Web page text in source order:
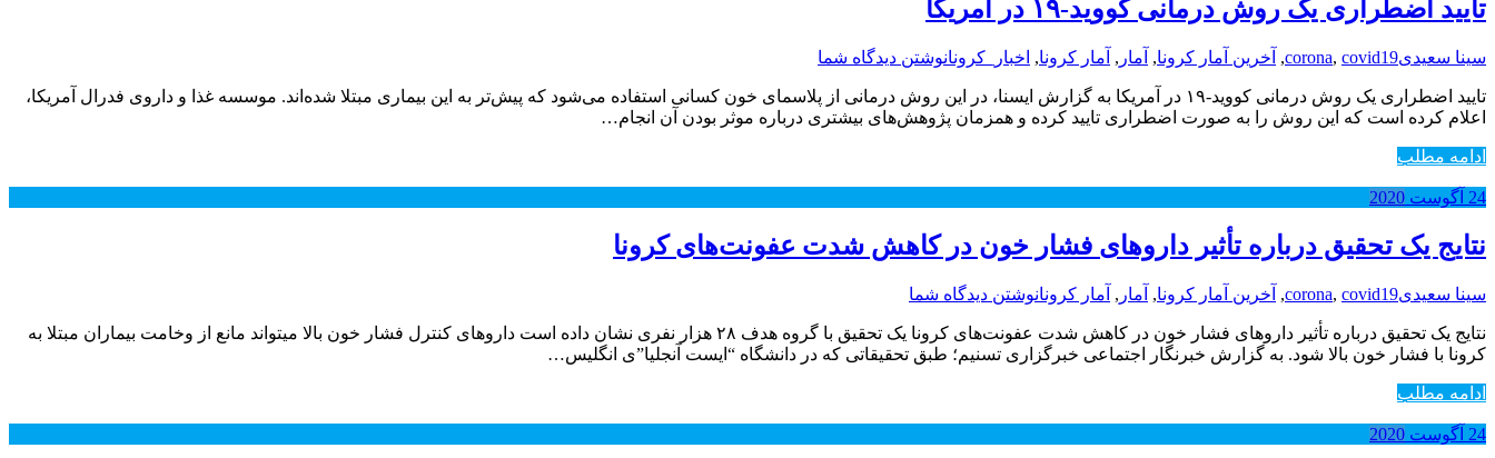
تایید اضطراری یک روش درمانی کووید-۱۹ در آمریکا
سینا سعیدی corona, covid19
, آخرین آمار کرونا, آمار , آمار کرونا, اخبار_کرونانوشتن دیدگاه شما
تایید اضطراری یک روش درمانی کووید-۱۹ در آمریکا به گزارش ایسنا، در این روش درمانی از پلاسمای خون کسانی استفاده می‌شود که پیش‌تر به این بیماری مبتلا شده‌اند. موسسه غذا و داروی فدرال آمریکا،
اعلام کرده است که این روش را به صورت اضطراری تایید کرده و همزمان پژوهش‌های بیشتری درباره موثر بودن آن انجام…
ادامه مطلب
24 آگوست 2020
نتایج یک تحقیق درباره تأثیر داروهای فشار خون در کاهش شدت عفونت‌های کرونا
سینا سعیدی corona, covid19
, آخرین آمار کرونا, آمار , آمار کرونانوشتن دیدگاه شما
نتایج یک تحقیق درباره تأثیر داروهای فشار خون در کاهش شدت عفونت‌های کرونا یک تحقیق با گروه هدف ۲۸ هزار نفری نشان داده است داروهای کنترل فشار خون بالا میتواند مانع از وخامت بیماران مبتلا به
کرونا با فشار خون بالا شود. به گزارش خبرنگار اجتماعی خبرگزاری تسنیم؛ طبق تحقیقاتی که در دانشگاه “ایست آنجلیا”ی انگلیس…
ادامه مطلب
24 آگوست 2020